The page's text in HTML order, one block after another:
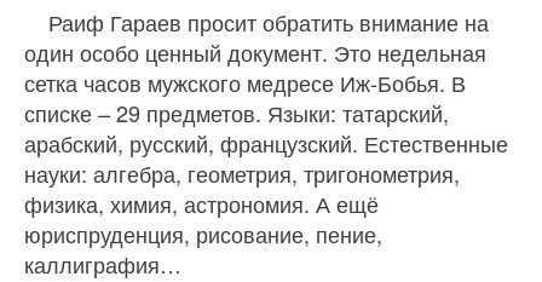
Раиф Гараев просит обратить внимание на
один особо ценный документ. Это недельная
сетка часов мужского медресе Иж-Бобья. В
списке – 29 предметов. Языки: татарский,
арабский, русский, французский. Естественные
науки: алгебра, геометрия, тригонометрия,
физика, химия, астрономия. А ещё
юриспруденция, рисование, пение,
каллиграфия…